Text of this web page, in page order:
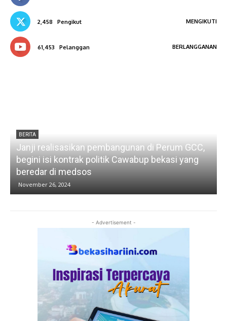
2,458 Pengikut MENGIKUTI
61,453 Pelanggan BERLANGGANAN
BERITA
Janji realisasikan pembangunan di Perum GCC,
begini isi kontrak politik Cawabup bekasi yang
beredar di medsos
November 26, 2024
- Advertisement -